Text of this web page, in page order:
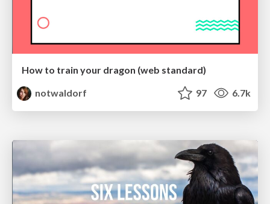
How to train your dragon (web standard)
notwaldorf
97 6.7k